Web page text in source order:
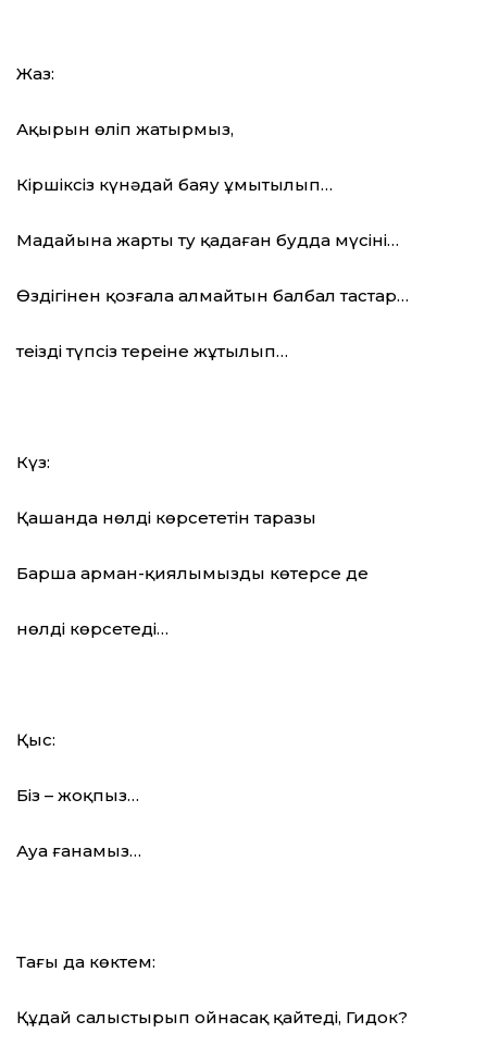
Жаз:
Ақырын өліп жатырмыз,
Кіршіксіз күнәдай баяу ұмытылып…
Маңдайына жарты ту қадаған будда мүсіні…
Өздігінен қозғала алмайтын балбал тастар…
теңіздің түпсіз тереңіне жұтылып…
Күз:
Қашанда нөлді көрсететін таразы
Барша арман-қиялымызды көтерсе де
нөлді көрсетеді…
Қыс:
Біз – жоқпыз…
Ауа ғанамыз…
Тағы да көктем:
Құдай салыстырып ойнасақ қайтеді, Гидок?